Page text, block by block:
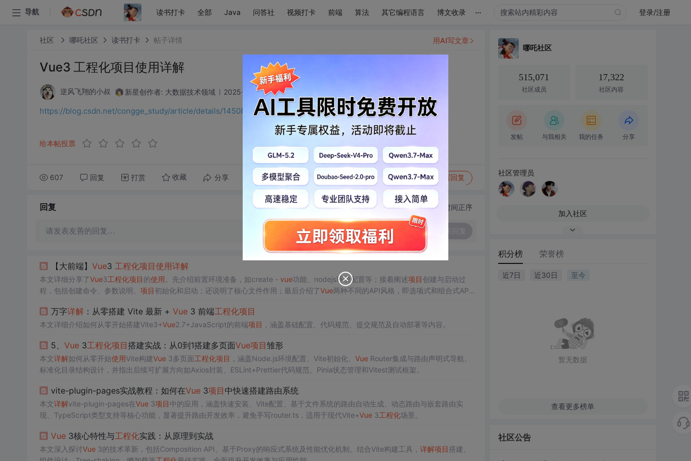
导航 读书打卡 全部 Java 问答社 视频打卡 前端 算法 其它编程语言 博文收录 ... 登录/注册
社区 哪吒社区 读书打卡 帖子详情
Vue3 工程化项目使用详解
逆风飞翔的小叔 新星创作者: 大数据技术领域 2025-01-15 08:18:01
https://blog.csdn.net/congge_study/article/details/145089960
给本帖投票
607 回复 打赏 收藏 分享 转发到动态 举报 写回复
用AI写文章
回复 切换为时间正序
请发表友善的回复…
【大前端】 Vue3 工程化项目使用详解
本文详细分享了Vue3工程化项目 的使用 。先介绍前置环境准备，如create - vue功能、nodejs环境配置等；接着阐述项目创建与启动过
程，包括创建命令、参数说明、 项目 初始化和启动；还说明了核心文件作用；最后介绍了Vue两种不同的API风格，即选项式和组合式AP
万字详解：从零搭建 Vite 最新 + Vue3 前端工程化项目
本文详细介绍如何从零开始搭建Vite3+Vue2.7+JavaScript的前端项目 ，涵盖基础配置、代码规范、提交规范及自动部署等内容。
5、 Vue3工程化项目搭建实战：从0到1搭建多页面Vue项目雏形
本文详解如何从零开始使用Vite构建Vue3多页面工程化项目 ，涵盖Node.js环境配置、Vite初始化、 VueRouter集成与路由声明式导航、
标准化目录结构设计，并指出后续可扩展方向如Axios封装、ESLint+Prettier代码规范、Pinia状态管理和Vitest测试框架。
vite-plugin-pages实战教程：如何在Vue3项目 中快速搭建路由系统
本文详解vite-plugin-pages在Vue3项目 中的应用，涵盖快速安装、Vite配置、基于文件系统的路由自动生成、动态路由与嵌套路由实
现、TypeScript类型支持等核心功能，显著提升路由开发效率，避免手写router.ts，适用于现代Vite+Vue3工程化场景。
Vue3核心特性与工程化实践：从原理到实战
本文深入探讨Vue3的技术革新，包括Composition API、基于Proxy的响应式系统及性能优化机制。结合Vite构建工具， 详解项目搭建、
哪吒社区
515,071
社区成员
17,322
社区内容
发帖 与我相关 我的任务 分享
社区管理员
加入社区
积分榜 荣誉榜
近7日 近30日 至今
暂无数据
查看更多榜单
社区公告